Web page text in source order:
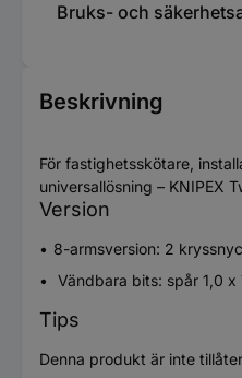
Bruks- och
Beskrivning
För fastighetsskötare,
universallösning – KNIPEX
Version
8-armsversion: 2
Vändbara bits: spår 1,0
Tips
Denna produkt är inte